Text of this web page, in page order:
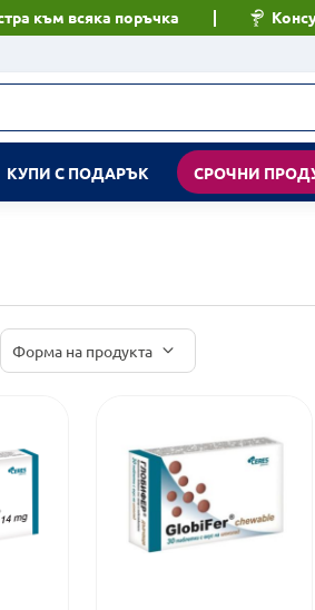
към всяка поръчка
КУПИ С ПОДАРЪК СРОЧНИ
Форма на продукта